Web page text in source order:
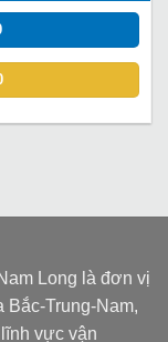
Long là đơn vị
Bắc-Trung-Nam,
vực vận